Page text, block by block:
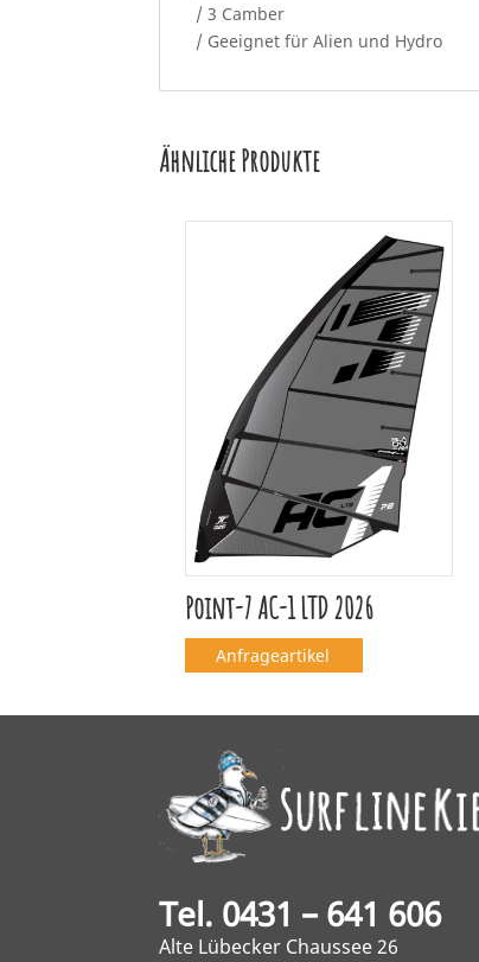
/ 3 Camber
/ Geeignet für Alien und Hydro
Ähnliche Produkte
Point-7 AC-1 LTD 2026
Anfrageartikel
Tel. 0431 – 641 606
Alte Lübecker Chaussee 26